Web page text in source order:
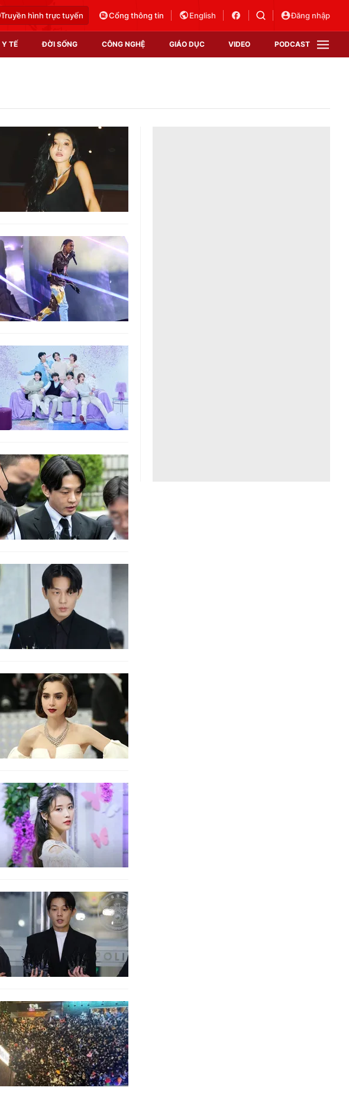
Truyền hình trực tuyến Cổng thông tin English Đăng nhập
Y TẾ ĐỜI SỐNG CÔNG NGHỆ GIÁO DỤC VIDEO PODCAST
Video
Shorts video
Podcast
EMagazine
Photo
Infographic
Góc ảnh
Công nghệ
Hitech Công nghệ tương lai
Sản phẩm
Thị trường
Tư vấn
VTV Sức khoẻ